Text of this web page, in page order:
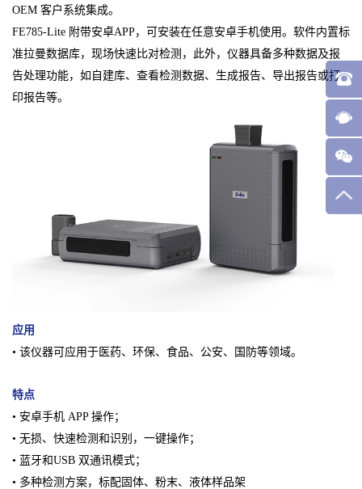
OEM 客户系统集成。
FE785-Lite 附带安卓APP，可安装在任意安卓手机使用。软件内置标
准拉曼数据库，现场快速比对检测，此外，仪器具备多种数据及报
告处理功能，如自建库、查看检测数据、生成报告、导出报告或打
印报告等。
应用
• 该仪器可应用于医药、环保、食品、公安、国防等领域。
特点
• 安卓手机 APP 操作；
• 无损、快速检测和识别，一键操作；
• 蓝牙和USB 双通讯模式；
• 多种检测方案，标配固体、粉末、液体样品架